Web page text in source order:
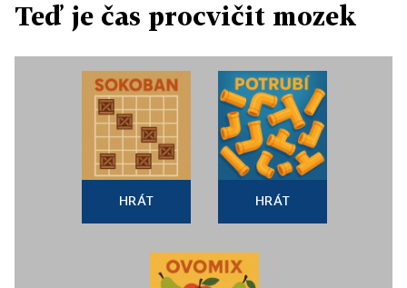
Teď je čas procvičit mozek
HRÁT HRÁT